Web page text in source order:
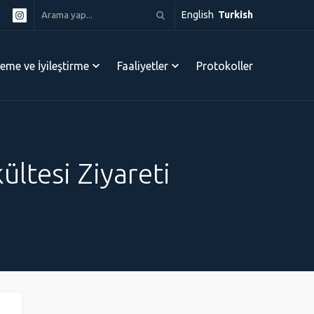
English Turkish
ve İyileştirme Faaliyetler Protokoller
Ziyareti